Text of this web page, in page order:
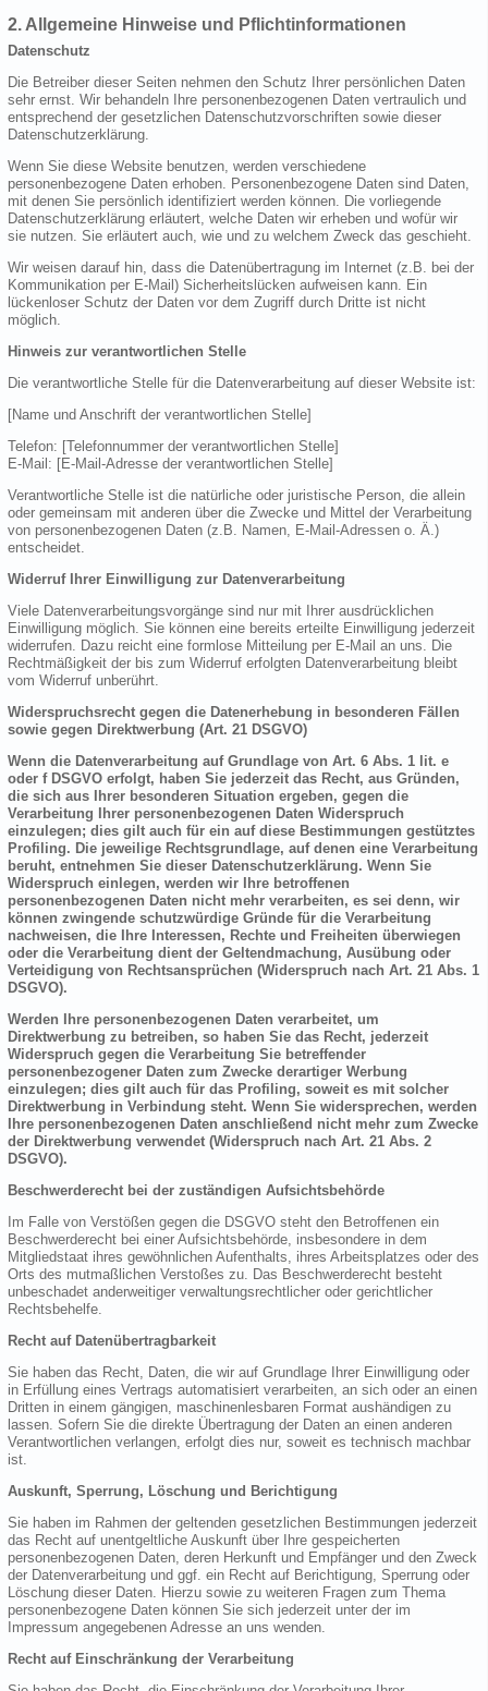
2. Allgemeine Hinweise und Pflichtinformationen
Datenschutz
Die Betreiber dieser Seiten nehmen den Schutz Ihrer persönlichen Daten
sehr ernst. Wir behandeln Ihre personenbezogenen Daten vertraulich und
entsprechend der gesetzlichen Datenschutzvorschriften sowie dieser
Datenschutzerklärung.
Wenn Sie diese Website benutzen, werden verschiedene
personenbezogene Daten erhoben. Personenbezogene Daten sind Daten,
mit denen Sie persönlich identifiziert werden können. Die vorliegende
Datenschutzerklärung erläutert, welche Daten wir erheben und wofür wir
sie nutzen. Sie erläutert auch, wie und zu welchem Zweck das geschieht.
Wir weisen darauf hin, dass die Datenübertragung im Internet (z.B. bei der
Kommunikation per E-Mail) Sicherheitslücken aufweisen kann. Ein
lückenloser Schutz der Daten vor dem Zugriff durch Dritte ist nicht
möglich.
Hinweis zur verantwortlichen Stelle
Die verantwortliche Stelle für die Datenverarbeitung auf dieser Website ist:
[Name und Anschrift der verantwortlichen Stelle]
Telefon: [Telefonnummer der verantwortlichen Stelle]
E-Mail: [E-Mail-Adresse der verantwortlichen Stelle]
Verantwortliche Stelle ist die natürliche oder juristische Person, die allein
oder gemeinsam mit anderen über die Zwecke und Mittel der Verarbeitung
von personenbezogenen Daten (z.B. Namen, E-Mail-Adressen o. Ä.)
entscheidet.
Widerruf Ihrer Einwilligung zur Datenverarbeitung
Viele Datenverarbeitungsvorgänge sind nur mit Ihrer ausdrücklichen
Einwilligung möglich. Sie können eine bereits erteilte Einwilligung jederzeit
widerrufen. Dazu reicht eine formlose Mitteilung per E-Mail an uns. Die
Rechtmäßigkeit der bis zum Widerruf erfolgten Datenverarbeitung bleibt
vom Widerruf unberührt.
Widerspruchsrecht gegen die Datenerhebung in besonderen Fällen
sowie gegen Direktwerbung (Art. 21 DSGVO)
Wenn die Datenverarbeitung auf Grundlage von Art. 6 Abs. 1 lit. e
oder f DSGVO erfolgt, haben Sie jederzeit das Recht, aus Gründen,
die sich aus Ihrer besonderen Situation ergeben, gegen die
Verarbeitung Ihrer personenbezogenen Daten Widerspruch
einzulegen; dies gilt auch für ein auf diese Bestimmungen gestütztes
Profiling. Die jeweilige Rechtsgrundlage, auf denen eine Verarbeitung
beruht, entnehmen Sie dieser Datenschutzerklärung. Wenn Sie
Widerspruch einlegen, werden wir Ihre betroffenen
personenbezogenen Daten nicht mehr verarbeiten, es sei denn, wir
können zwingende schutzwürdige Gründe für die Verarbeitung
nachweisen, die Ihre Interessen, Rechte und Freiheiten überwiegen
oder die Verarbeitung dient der Geltendmachung, Ausübung oder
Verteidigung von Rechtsansprüchen (Widerspruch nach Art. 21 Abs. 1
DSGVO).
Werden Ihre personenbezogenen Daten verarbeitet, um
Direktwerbung zu betreiben, so haben Sie das Recht, jederzeit
Widerspruch gegen die Verarbeitung Sie betreffender
personenbezogener Daten zum Zwecke derartiger Werbung
einzulegen; dies gilt auch für das Profiling, soweit es mit solcher
Direktwerbung in Verbindung steht. Wenn Sie widersprechen, werden
Ihre personenbezogenen Daten anschließend nicht mehr zum Zwecke
der Direktwerbung verwendet (Widerspruch nach Art. 21 Abs. 2
DSGVO).
Beschwerderecht bei der zuständigen Aufsichtsbehörde
Im Falle von Verstößen gegen die DSGVO steht den Betroffenen ein
Beschwerderecht bei einer Aufsichtsbehörde, insbesondere in dem
Mitgliedstaat ihres gewöhnlichen Aufenthalts, ihres Arbeitsplatzes oder des
Orts des mutmaßlichen Verstoßes zu. Das Beschwerderecht besteht
unbeschadet anderweitiger verwaltungsrechtlicher oder gerichtlicher
Rechtsbehelfe.
Recht auf Datenübertragbarkeit
Sie haben das Recht, Daten, die wir auf Grundlage Ihrer Einwilligung oder
in Erfüllung eines Vertrags automatisiert verarbeiten, an sich oder an einen
Dritten in einem gängigen, maschinenlesbaren Format aushändigen zu
lassen. Sofern Sie die direkte Übertragung der Daten an einen anderen
Verantwortlichen verlangen, erfolgt dies nur, soweit es technisch machbar
ist.
Auskunft, Sperrung, Löschung und Berichtigung
Sie haben im Rahmen der geltenden gesetzlichen Bestimmungen jederzeit
das Recht auf unentgeltliche Auskunft über Ihre gespeicherten
personenbezogenen Daten, deren Herkunft und Empfänger und den Zweck
der Datenverarbeitung und ggf. ein Recht auf Berichtigung, Sperrung oder
Löschung dieser Daten. Hierzu sowie zu weiteren Fragen zum Thema
personenbezogene Daten können Sie sich jederzeit unter der im
Impressum angegebenen Adresse an uns wenden.
Recht auf Einschränkung der Verarbeitung